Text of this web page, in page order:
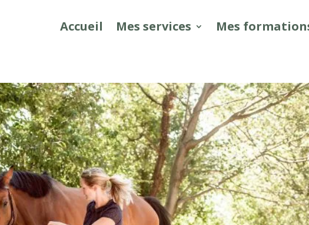
Accueil Mes services Mes